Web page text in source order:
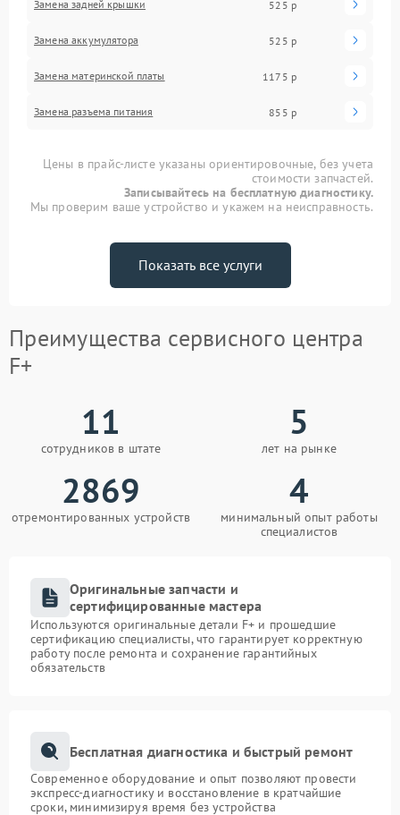
Замена задней крышки 525 р
Замена аккумулятора 525 р
Замена материнской платы 1175 р
Замена разъема питания 855 р
Цены в прайс-листе указаны ориентировочные, без учета
стоимости запчастей.
Записывайтесь на бесплатную диагностику.
Мы проверим ваше устройство и укажем на неисправность.
Показать все услуги
Преимущества сервисного центра
F+
11
сотрудников в штате
5
лет на рынке
2869
отремонтированных устройств
4
минимальный опыт работы
специалистов
Оригинальные запчасти и
сертифицированные мастера
Используются оригинальные детали F+ и прошедшие
сертификацию специалисты, что гарантирует корректную
работу после ремонта и сохранение гарантийных
обязательств
Бесплатная диагностика и быстрый ремонт
Современное оборудование и опыт позволяют провести
экспресс-диагностику и восстановление в кратчайшие
сроки, минимизируя время без устройства